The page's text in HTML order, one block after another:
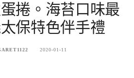
捲。海苔口味最
保特色伴手禮
2020-01-11